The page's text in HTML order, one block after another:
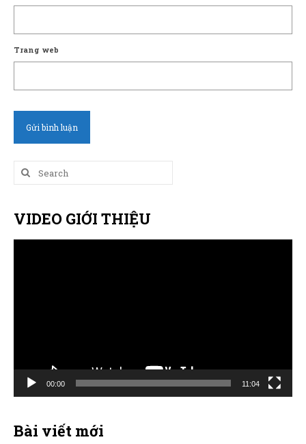
Trang web
Search
for:
VIDEO GIỚI THIỆU
00:00 11:04
Bài viết mới